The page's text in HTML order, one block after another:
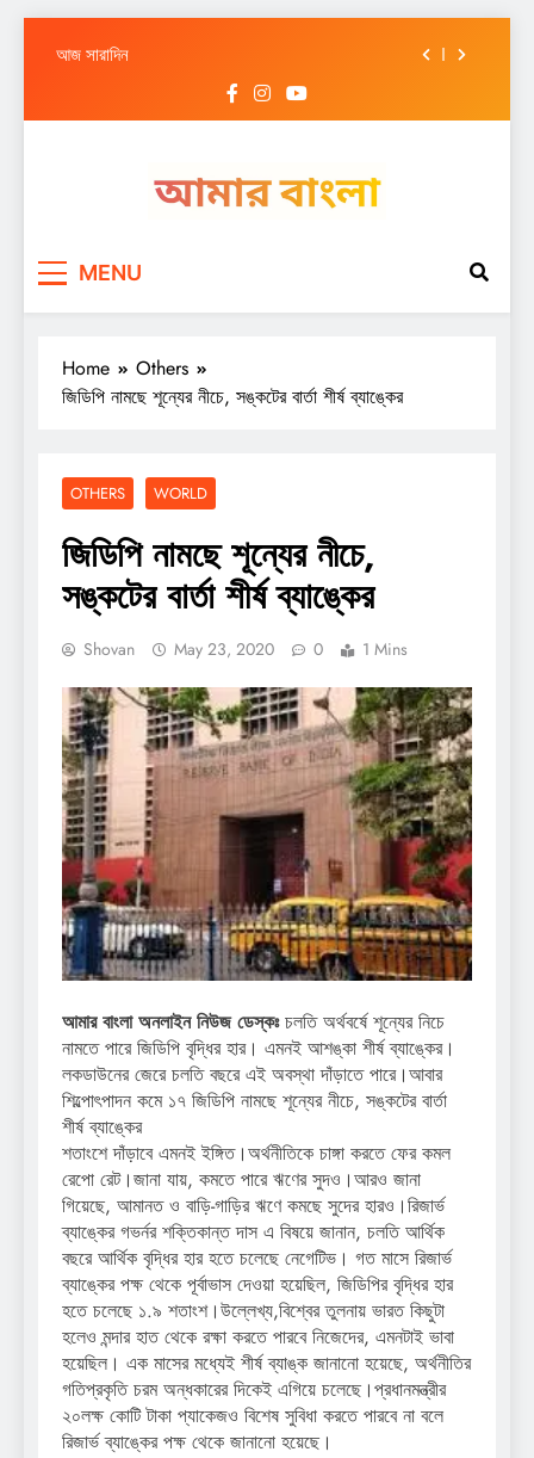
আজ সারাদিন
আজ সারাদিন
MENU
Home
Others
জিডিপি নামছে শূন্যের নীচে, সঙ্কটের বার্তা শীর্ষ ব্যাঙ্কের
OTHERS WORLD
জিডিপি নামছে শূন্যের নীচে,
সঙ্কটের বার্তা শীর্ষ ব্যাঙ্কের
Shovan May 23, 2020 0 1 Mins
আমার বাংলা অনলাইন নিউজ ডেস্কঃচলতি অর্থবর্ষে শূন্যের নিচে
নামতে পারে জিডিপি বৃদ্ধির হার। এমনই আশঙ্কা শীর্ষ ব্যাঙ্কের।
লকডাউনের জেরে চলতি বছরে এই অবস্থা দাঁড়াতে পারে।আবার
শিল্পোৎপাদন কমে ১৭ জিডিপি নামছে শূন্যের নীচে, সঙ্কটের বার্তা
শীর্ষ ব্যাঙ্কের
শতাংশে দাঁড়াবে এমনই ইঙ্গিত।অর্থনীতিকে চাঙ্গা করতে ফের কমল
রেপো রেট।জানা যায়, কমতে পারে ঋণের সুদও।আরও জানা
গিয়েছে, আমানত ও বাড়ি-গাড়ির ঋণে কমছে সুদের হারও।রিজার্ভ
ব্যাঙ্কের গভর্নর শক্তিকান্ত দাস এ বিষয়ে জানান, চলতি আর্থিক
বছরে আর্থিক বৃদ্ধির হার হতে চলেছে নেগেটিভ। গত মাসে রিজার্ভ
ব্যাঙ্কের পক্ষ থেকে পূর্বাভাস দেওয়া হয়েছিল, জিডিপির বৃদ্ধির হার
হতে চলেছে ১.৯ শতাংশ।উল্লেখ্য,বিশ্বের তুলনায় ভারত কিছুটা
হলেও মন্দার হাত থেকে রক্ষা করতে পারবে নিজেদের, এমনটাই ভাবা
হয়েছিল। এক মাসের মধ্যেই শীর্ষ ব্যাঙ্ক জানানো হয়েছে, অর্থনীতির
গতিপ্রকৃতি চরম অন্ধকারের দিকেই এগিয়ে চলেছে।প্রধানমন্ত্রীর
২০লক্ষ কোটি টাকা প্যাকেজও বিশেষ সুবিধা করতে পারবে না বলে
রিজার্ভ ব্যাঙ্কের পক্ষ থেকে জানানো হয়েছে।